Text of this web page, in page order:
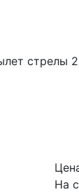
стрелы
На